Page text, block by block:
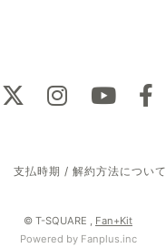
支払時期 / 解約方法について
© T-SQUARE , Fan+Kit
Powered by Fanplus.inc